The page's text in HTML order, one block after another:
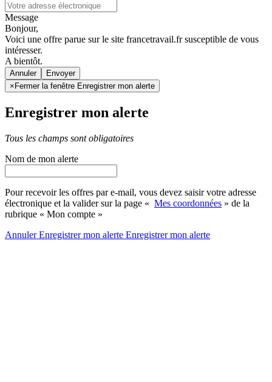
Message
Bonjour,
Voici une offre parue sur le site francetravail.fr susceptible de vous
intéresser.
A bientôt.
Annuler
× Fermer la fenêtre Enregistrer mon alerte
Enregistrer mon alerte
Tous les champs sont obligatoires
Nom de mon alerte
Pour recevoir les offres par e-mail, vous devez saisir votre adresse
électronique et la valider sur la page « Mes coordonnées » de la
rubrique « Mon compte »
AnnulerEnregistrer mon alerte Enregistrermon alerte